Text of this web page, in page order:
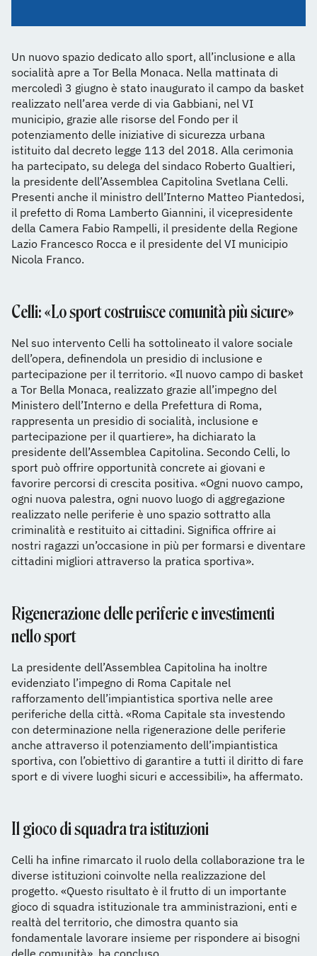
Un nuovo spazio dedicato allo sport, all’inclusione e alla
socialità apre a Tor Bella Monaca. Nella mattinata di
mercoledì 3 giugno è stato inaugurato il campo da basket
realizzato nell’area verde di via Gabbiani, nel VI
municipio, grazie alle risorse del Fondo per il
potenziamento delle iniziative di sicurezza urbana
istituito dal decreto legge 113 del 2018. Alla cerimonia
ha partecipato, su delega del sindaco Roberto Gualtieri,
la presidente dell’Assemblea Capitolina Svetlana Celli.
Presenti anche il ministro dell’Interno Matteo Piantedosi,
il prefetto di Roma Lamberto Giannini, il vicepresidente
della Camera Fabio Rampelli, il presidente della Regione
Lazio Francesco Rocca e il presidente del VI municipio
Nicola Franco.
Celli: «Lo sport costruisce comunità più sicure»
Nel suo intervento Celli ha sottolineato il valore sociale
dell’opera, definendola un presidio di inclusione e
partecipazione per il territorio. «Il nuovo campo di basket
a Tor Bella Monaca, realizzato grazie all’impegno del
Ministero dell’Interno e della Prefettura di Roma,
rappresenta un presidio di socialità, inclusione e
partecipazione per il quartiere», ha dichiarato la
presidente dell’Assemblea Capitolina. Secondo Celli, lo
sport può offrire opportunità concrete ai giovani e
favorire percorsi di crescita positiva. «Ogni nuovo campo,
ogni nuova palestra, ogni nuovo luogo di aggregazione
realizzato nelle periferie è uno spazio sottratto alla
criminalità e restituito ai cittadini. Significa offrire ai
nostri ragazzi un’occasione in più per formarsi e diventare
cittadini migliori attraverso la pratica sportiva».
Rigenerazione delle periferie e investimenti
nello sport
La presidente dell’Assemblea Capitolina ha inoltre
evidenziato l’impegno di Roma Capitale nel
rafforzamento dell’impiantistica sportiva nelle aree
periferiche della città. «Roma Capitale sta investendo
con determinazione nella rigenerazione delle periferie
anche attraverso il potenziamento dell’impiantistica
sportiva, con l’obiettivo di garantire a tutti il diritto di fare
sport e di vivere luoghi sicuri e accessibili», ha affermato.
Il gioco di squadra tra istituzioni
Celli ha infine rimarcato il ruolo della collaborazione tra le
diverse istituzioni coinvolte nella realizzazione del
progetto. «Questo risultato è il frutto di un importante
gioco di squadra istituzionale tra amministrazioni, enti e
realtà del territorio, che dimostra quanto sia
fondamentale lavorare insieme per rispondere ai bisogni